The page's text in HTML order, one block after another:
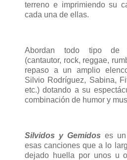
terreno e imprimiendo su
cada una de ellas.
Abordan todo tipo de
(cantautor, rock, reggae,
repaso a un amplio
Silvio Rodríguez, Sabina,
etc.) dotando a su
combinación de humor y
Silvidos y Gemidos es
esas canciones que a lo
dejado huella por unos u